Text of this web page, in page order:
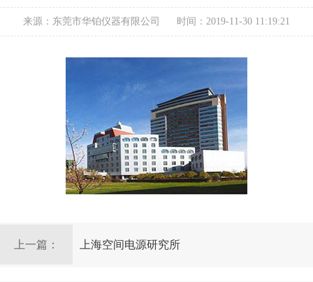
来源：东莞市华铂仪器有限公司 时间：2019-11-30 11:19:21
上一篇： 上海空间电源研究所